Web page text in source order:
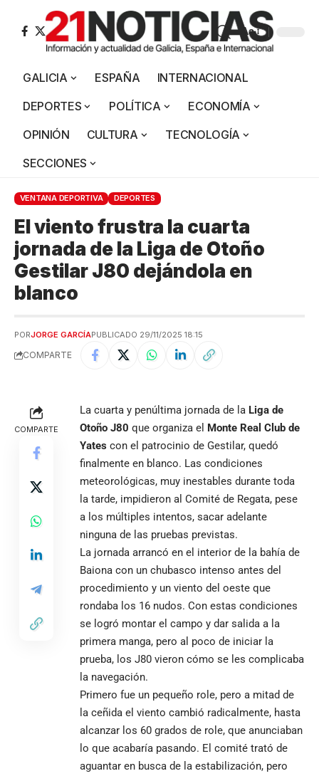
Aa
GALICIA ESPAÑA
INTERNACIONAL
DEPORTES
POLÍTICA
ECONOMÍA
OPINIÓN
CULTURA
TECNOLOGÍA
SECCIONES
VENTANA DEPORTIVA DEPORTES
El viento frustra la cuarta
jornada de la Liga de Otoño
Gestilar J80 dejándola en
blanco
PORJORGE GARCÍAPUBLICADO 29/11/2025 18:15
COMPARTE
COMPARTE
La cuarta y penúltima jornada de la Liga de
Otoño J80 que organiza el Monte Real Club de
Yates con el patrocinio de Gestilar, quedó
finalmente en blanco. Las condiciones
meteorológicas, muy inestables durante toda
la tarde, impidieron al Comité de Regata, pese
a los múltiples intentos, sacar adelante
ninguna de las pruebas previstas.
La jornada arrancó en el interior de la bahía de
Baiona con un chubasco intenso antes del
procedimiento y un viento del oeste que
rondaba los 16 nudos. Con estas condiciones
se logró montar el campo y dar salida a la
primera manga, pero al poco de iniciar la
prueba, los J80 vieron cómo se les complicaba
la navegación.
Primero fue un pequeño role, pero a mitad de
la ceñida el viento cambió radicalmente, hasta
alcanzar los 60 grados de role, que anunciaban
lo que acabaría pasando. El comité trató de
aguantar en busca de la estabilización, pero